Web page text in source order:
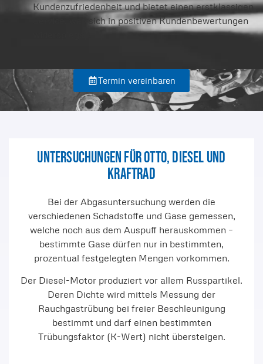
Kundenzufriedenheit und bietet einen erstklassigen
Service, was sich in positiven Kundenbewertungen
Termin vereinbaren
Untersuchungen für Otto, Diesel und
Kraftrad
Bei der Abgasuntersuchung werden die
verschiedenen Schadstoffe und Gase gemessen,
welche noch aus dem Auspuff herauskommen –
bestimmte Gase dürfen nur in bestimmten,
prozentual festgelegten Mengen vorkommen.
Der Diesel-Motor produziert vor allem Russpartikel.
Deren Dichte wird mittels Messung der
Rauchgastrübung bei freier Beschleunigung
bestimmt und darf einen bestimmten
Trübungsfaktor (K-Wert) nicht übersteigen.